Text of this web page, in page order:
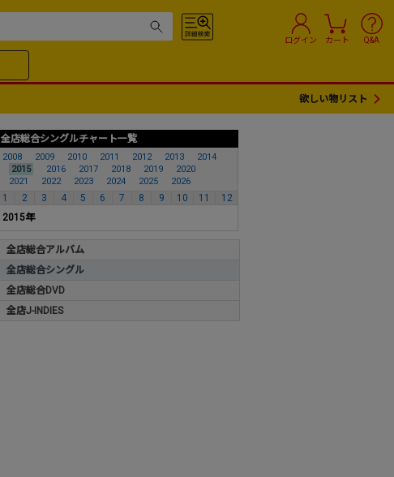
ログイン カート Q&A
欲しい物リスト
全店総合シングルチャート一覧
2008 2009 2010 2011 2012 2013
2014
2015
2016 2017 2018 2019
2020
2021
2022 2023 2024 2025 2026
1 2 3 4 5 6 7 8 9 10 11
12
2015年
全店総合アルバム
全店総合シングル
全店総合DVD
全店J-INDIES